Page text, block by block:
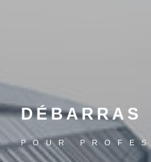
DÉBARRAS
POUR